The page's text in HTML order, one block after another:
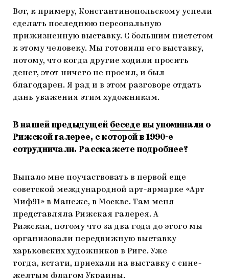
Вот, к примеру, Константинопольскому успели
сделать последнюю персональную
прижизненную выставку. С большим пиететом
к этому человеку. Мы готовили его выставку,
потому, что когда другие ходили просить
денег, этот ничего не просил, и был
благодарен. Я рад и в этом разговоре отдать
дань уважения этим художникам.
В нашей предыдущей беседе вы упоминали о
Рижской галерее, с которой в 1990-е
сотрудничали. Расскажете подробнее?
Выпало мне поучаствовать в первой еще
советской международной арт-ярмарке «Арт
Миф91» в Манеже, в Москве. Там меня
представляла Рижская галерея. А
Рижская, потому что за два года до этого мы
организовали передвижную выставку
харьковских художников в Риге. Уже
тогда, кстати, приехали на выставку с сине-
желтым флагом Украины.